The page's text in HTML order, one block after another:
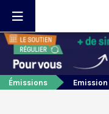
Émissions